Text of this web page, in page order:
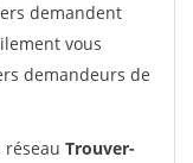
demandent
vous
demandeurs de
réseau Trouver-